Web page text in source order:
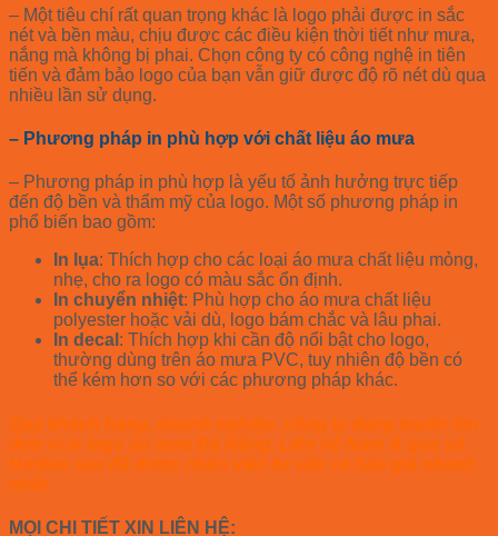
– Một tiêu chí rất quan trọng khác là logo phải được in sắc
nét và bền màu, chịu được các điều kiện thời tiết như mưa,
nắng mà không bị phai. Chọn công ty có công nghệ in tiên
tiến và đảm bảo logo của bạn vẫn giữ được độ rõ nét dù qua
nhiều lần sử dụng.
– Phương pháp in phù hợp với chất liệu áo mưa
– Phương pháp in phù hợp là yếu tố ảnh hưởng trực tiếp
đến độ bền và thẩm mỹ của logo. Một số phương pháp in
phổ biến bao gồm:
In lụa: Thích hợp cho các loại áo mưa chất liệu mỏng,
nhẹ, cho ra logo có màu sắc ổn định.
In chuyển nhiệt: Phù hợp cho áo mưa chất liệu
polyester hoặc vải dù, logo bám chắc và lâu phai.
In decal : Thích hợp khi cần độ nổi bật cho logo,
thường dùng trên áo mưa PVC, tuy nhiên độ bền có
thể kém hơn so với các phương pháp khác.
Quý khách hàng, doanh nghiệp, công ty đang muốn tìm
đơn vị in logo áo mưa Đà Nẵng. Liên hệ Nam Á qua số
Hotline sau để được nhân viên tư vấn và báo giá nhanh
nhất.
MỌI CHI TIẾT XIN LIÊN HỆ: